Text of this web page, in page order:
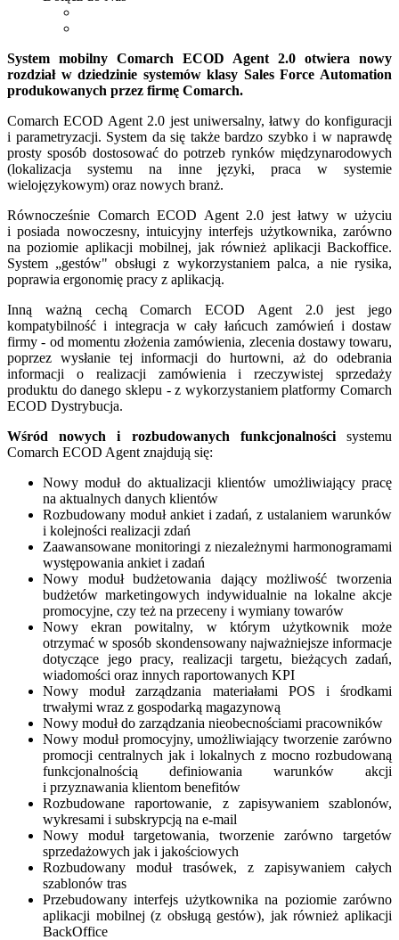
System mobilny Comarch ECOD Agent 2.0 otwiera nowy
rozdział w dziedzinie systemów klasy Sales Force Automation
produkowanych przez firmę Comarch.
Comarch ECOD Agent 2.0 jest uniwersalny, łatwy do konfiguracji
i parametryzacji. System da się także bardzo szybko i w naprawdę
prosty sposób dostosować do potrzeb rynków międzynarodowych
(lokalizacja systemu na inne języki, praca w systemie
wielojęzykowym) oraz nowych branż.
Równocześnie Comarch ECOD Agent 2.0 jest łatwy w użyciu
i posiada nowoczesny, intuicyjny interfejs użytkownika, zarówno
na poziomie aplikacji mobilnej, jak również aplikacji Backoffice.
System „gestów" obsługi z wykorzystaniem palca, a nie rysika,
poprawia ergonomię pracy z aplikacją.
Inną ważną cechą Comarch ECOD Agent 2.0 jest jego
kompatybilność i integracja w cały łańcuch zamówień i dostaw
firmy - od momentu złożenia zamówienia, zlecenia dostawy towaru,
poprzez wysłanie tej informacji do hurtowni, aż do odebrania
informacji o realizacji zamówienia i rzeczywistej sprzedaży
produktu do danego sklepu - z wykorzystaniem platformy Comarch
ECOD Dystrybucja.
Wśród nowych i rozbudowanych funkcjonalnościsystemu
Comarch ECOD Agent znajdują się:
Nowy moduł do aktualizacji klientów umożliwiający pracę
na aktualnych danych klientów
Rozbudowany moduł ankiet i zadań, z ustalaniem warunków
i kolejności realizacji zdań
Zaawansowane monitoringi z niezależnymi harmonogramami
występowania ankiet i zadań
Nowy moduł budżetowania dający możliwość tworzenia
budżetów marketingowych indywidualnie na lokalne akcje
promocyjne, czy też na przeceny i wymiany towarów
Nowy ekran powitalny, w którym użytkownik może
otrzymać w sposób skondensowany najważniejsze informacje
dotyczące jego pracy, realizacji targetu, bieżących zadań,
wiadomości oraz innych raportowanych KPI
Nowy moduł zarządzania materiałami POS i środkami
trwałymi wraz z gospodarką magazynową
Nowy moduł do zarządzania nieobecnościami pracowników
Nowy moduł promocyjny, umożliwiający tworzenie zarówno
promocji centralnych jak i lokalnych z mocno rozbudowaną
funkcjonalnością definiowania warunków akcji
i przyznawania klientom benefitów
Rozbudowane raportowanie, z zapisywaniem szablonów,
wykresami i subskrypcją na e-mail
Nowy moduł targetowania, tworzenie zarówno targetów
sprzedażowych jak i jakościowych
Rozbudowany moduł trasówek, z zapisywaniem całych
szablonów tras
Przebudowany interfejs użytkownika na poziomie zarówno
aplikacji mobilnej (z obsługą gestów), jak również aplikacji
BackOffice